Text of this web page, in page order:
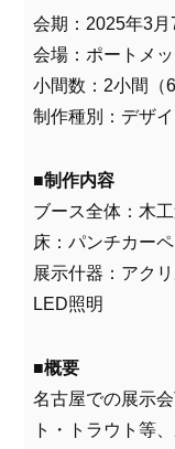
会期：2025年3月
会場：ポートメ
小間数：2小間（
制作種別：デザ
■制作内容
ブース全体：木
床：パンチカーペ
展示什器：アク
LED照明
■概要
名古屋での展示
ト・トラウト等